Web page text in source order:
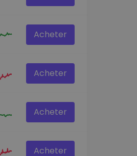
Acheter
Acheter
Acheter
Acheter